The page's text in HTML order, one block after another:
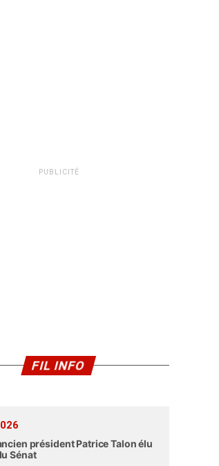
PUBLICITÉ
FIL INFO
président Patrice Talon élu
Sénat